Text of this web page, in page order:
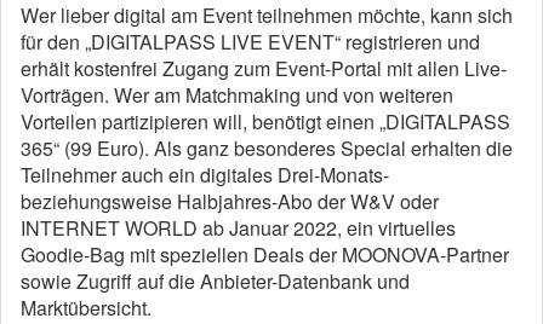
Wer lieber digital am Event teilnehmen möchte, kann sich
für den „DIGITALPASS LIVE EVENT“ registrieren und
erhält kostenfrei Zugang zum Event-Portal mit allen Live-
Vorträgen. Wer am Matchmaking und von weiteren
Vorteilen partizipieren will, benötigt einen „DIGITALPASS
365“ (99 Euro). Als ganz besonderes Special erhalten die
Teilnehmer auch ein digitales Drei-Monats-
beziehungsweise Halbjahres-Abo der W&V oder
INTERNET WORLD ab Januar 2022, ein virtuelles
Goodie-Bag mit speziellen Deals der MOONOVA-Partner
sowie Zugriff auf die Anbieter-Datenbank und
Marktübersicht.